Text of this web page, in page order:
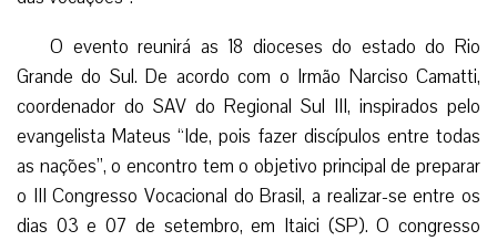
O evento reunirá as 18 dioceses do estado do Rio
Grande do Sul. De acordo com o Irmão Narciso Camatti,
coordenador do SAV do Regional Sul III, inspirados pelo
evangelista Mateus “Ide, pois fazer discípulos entre todas
as nações”, o encontro tem o objetivo principal de preparar
o III Congresso Vocacional do Brasil, a realizar-se entre os
dias 03 e 07 de setembro, em Itaici (SP). O congresso